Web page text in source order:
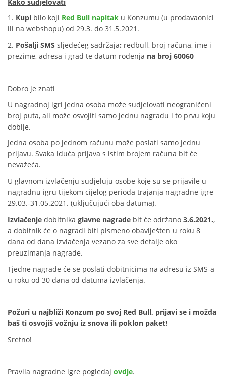
1. Kupi bilo koji Red Bull napitak u Konzumu (u prodavaonici
ili na webshopu) od 29.3. do 31.5.2021.
2. Pošalji SMS sljedećeg sadržaja: redbull, broj računa, ime i
prezime, adresa i grad te datum rođenja na broj 60060
Dobro je znati
U nagradnoj igri jedna osoba može sudjelovati neograničeni
broj puta, ali može osvojiti samo jednu nagradu i to prvu koju
dobije.
Jedna osoba po jednom računu može poslati samo jednu
prijavu. Svaka iduća prijava s istim brojem računa bit će
nevažeća.
U glavnom izvlačenju sudjeluju osobe koje su se prijavile u
nagradnu igru tijekom cijelog perioda trajanja nagradne igre
29.03.-31.05.2021. (uključujući oba datuma).
Izvlačenje dobitnika glavne nagrade bit će održano 3.6.2021.,
a dobitnik će o nagradi biti pismeno obaviješten u roku 8
dana od dana izvlačenja vezano za sve detalje oko
preuzimanja nagrade.
Tjedne nagrade će se poslati dobitnicima na adresu iz SMS-a
u roku od 30 dana od datuma izvlačenja.
Požuri u najbliži Konzum po svoj Red Bull, prijavi se i možda
baš ti osvojiš vožnju iz snova ili poklon paket!
Sretno!
Pravila nagradne igre pogledaj ovdje.